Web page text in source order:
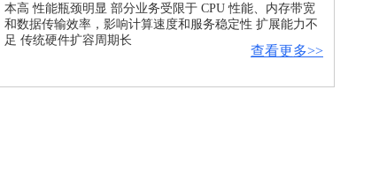
本高 性能瓶颈明显 部分业务受限于 CPU 性能、内存带宽
和数据传输效率，影响计算速度和服务稳定性 扩展能力不
足 传统硬件扩容周期长
查看更多>>